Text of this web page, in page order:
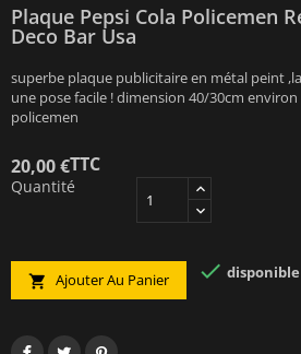
Plaque Pepsi Cola Policemen
Deco Bar Usa
superbe plaque publicitaire en métal peint
une pose facile ! dimension 40/30cm
policemen
20,00 €TTC
Quantité
 Ajouter Au Panier 